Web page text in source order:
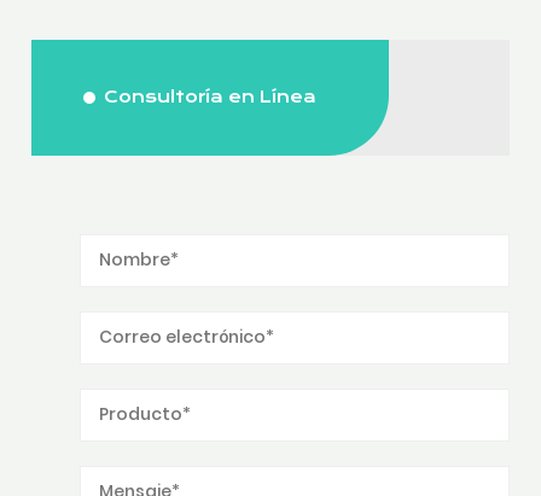
Consultoría en Línea